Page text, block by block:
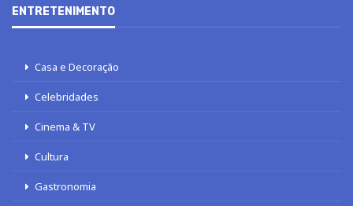
ENTRETENIMENTO
Casa e Decoração
Celebridades
Cinema & TV
Cultura
Gastronomia